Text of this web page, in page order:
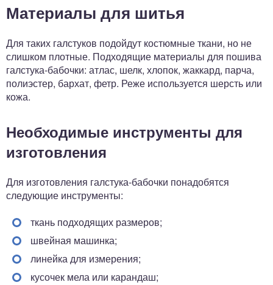
Материалы для шитья
Для таких галстуков подойдут костюмные ткани, но не
слишком плотные. Подходящие материалы для пошива
галстука-бабочки: атлас, шелк, хлопок, жаккард, парча,
полиэстер, бархат, фетр. Реже используется шерсть или
кожа.
Необходимые инструменты для
изготовления
Для изготовления галстука-бабочки понадобятся
следующие инструменты:
ткань подходящих размеров;
швейная машинка;
линейка для измерения;
кусочек мела или карандаш;